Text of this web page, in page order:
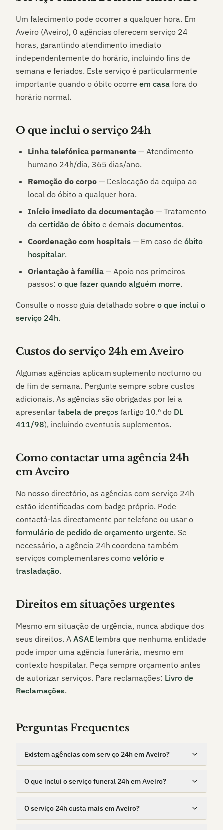
Um falecimento pode ocorrer a qualquer hora. Em
Aveiro (Aveiro), 0 agências oferecem serviço 24
horas, garantindo atendimento imediato
independentemente do horário, incluindo fins de
semana e feriados. Este serviço é particularmente
importante quando o óbito ocorre em casa fora do
horário normal.
O que inclui o serviço 24h
Linha telefónica permanente — Atendimento
humano 24h/dia, 365 dias/ano.
Remoção do corpo — Deslocação da equipa ao
local do óbito a qualquer hora.
Início imediato da documentação — Tratamento
da certidão de óbito e demais documentos.
Coordenação com hospitais — Em caso de óbito
hospitalar.
Orientação à família — Apoio nos primeiros
passos: o que fazer quando alguém morre.
Consulte o nosso guia detalhado sobre o que inclui o
serviço 24h.
Custos do serviço 24h emAveiro
Algumas agências aplicam suplemento nocturno ou
de fim de semana. Pergunte sempre sobre custos
adicionais. As agências são obrigadas por lei a
apresentar tabela de preços (artigo 10.º do DL
411/98), incluindo eventuais suplementos.
Como contactar uma agência 24h
emAveiro
No nosso directório, as agências com serviço 24h
estão identificadas com badge próprio. Pode
contactá-las directamente por telefone ou usar o
formulário de pedido de orçamento urgente. Se
necessário, a agência 24h coordena também
serviços complementares como velório e
trasladação.
Direitos em situações urgentes
Mesmo em situação de urgência, nunca abdique dos
seus direitos. A ASAE lembra que nenhuma entidade
pode impor uma agência funerária, mesmo em
contexto hospitalar. Peça sempre orçamento antes
de autorizar serviços. Para reclamações: Livro de
Reclamações.
Perguntas Frequentes
Existem agências com serviço 24h em Aveiro?
O que inclui o serviço funeral 24h em Aveiro?
O serviço 24h custa mais em Aveiro?